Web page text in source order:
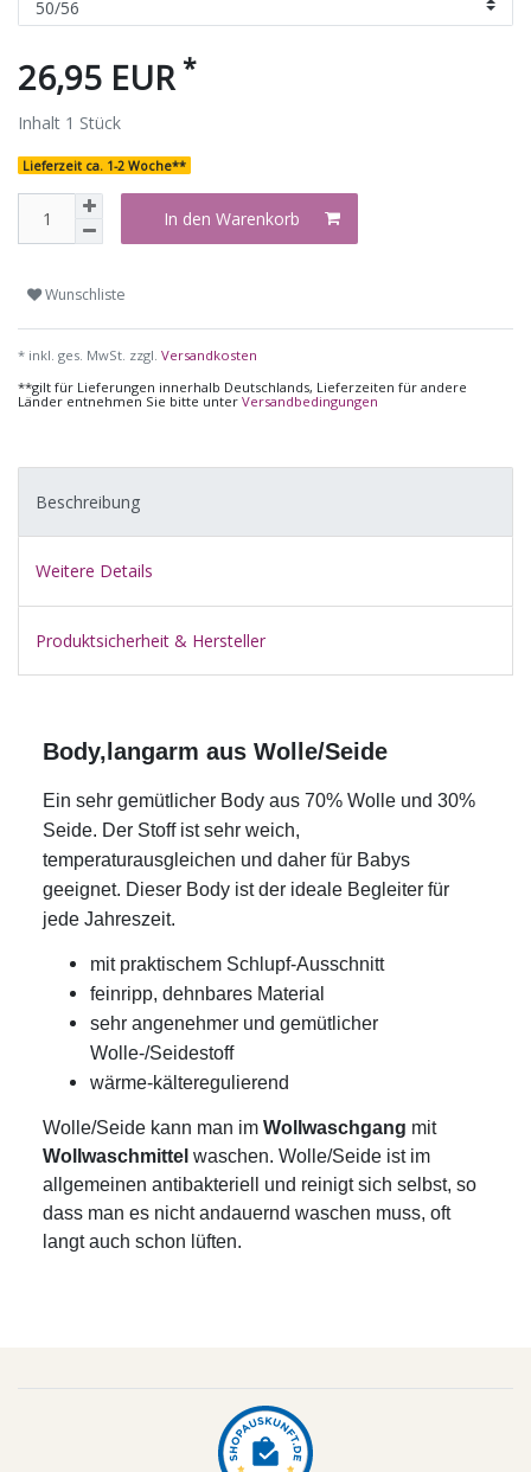
26,95 EUR *
Inhalt 1 Stück
Lieferzeit ca. 1-2 Woche**
In den Warenkorb
Wunschliste
* inkl. ges. MwSt. zzgl. Versandkosten
**gilt für Lieferungen innerhalb Deutschlands, Lieferzeiten für andere
Länder entnehmen Sie bitte unter Versandbedingungen
Beschreibung
Weitere Details
Produktsicherheit & Hersteller
Body,langarm aus Wolle/Seide
Ein sehr gemütlicher Body aus 70% Wolle und 30%
Seide. Der Stoff ist sehr weich,
temperaturausgleichen und daher für Babys
geeignet. Dieser Body ist der ideale Begleiter für
jede Jahreszeit.
mit praktischem Schlupf-Ausschnitt
feinripp, dehnbares Material
sehr angenehmer und gemütlicher
Wolle-/Seidestoff
wärme-kälteregulierend
Wolle/Seide kann man im Wollwaschgang mit
Wollwaschmittel waschen. Wolle/Seide ist im
allgemeinen antibakteriell und reinigt sich selbst, so
dass man es nicht andauernd waschen muss, oft
langt auch schon lüften.